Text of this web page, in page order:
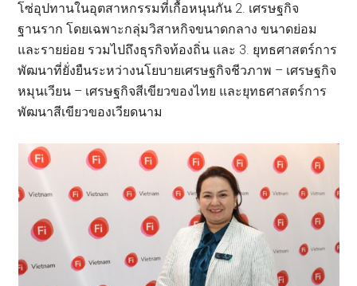
โซ่อุปทานในอุตสาหกรรมที่เกื้อหนุนกัน 2. เศรษฐกิจ
ฐานราก โดยเฉพาะกลุ่มวิสาหกิจขนาดกลาง ขนาดย่อม
และรายย่อย รวมไปถึงธุรกิจท้องถิ่น และ 3. ยุทธศาสตร์การ
พัฒนาที่ยั่งยืนระหว่างนโยบายเศรษฐกิจชีวภาพ – เศรษฐกิจ
หมุนเวียน – เศรษฐกิจสีเขียวของไทย และยุทธศาสตร์การ
พัฒนาสีเขียวของเวียดนาม